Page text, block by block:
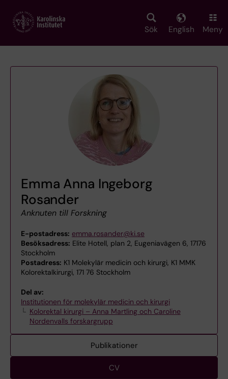
main
Sök English Meny
Emma Anna Ingeborg
Rosander
Anknuten till Forskning
E-postadress: emma.rosander@ki.se
Besöksadress: Elite Hotell, plan 2, Eugeniavägen 6, 17176
Stockholm
Postadress: K1 Molekylär medicin och kirurgi, K1 MMK
Kolorektalkirurgi, 171 76 Stockholm
Del av:
Institutionen för molekylär medicin och kirurgi
Kolorektal kirurgi – Anna Martling och Caroline
Nordenvalls forskargrupp
Publikationer
CV